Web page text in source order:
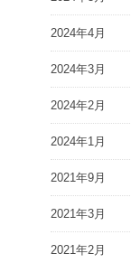
2024年4月
2024年3月
2024年2月
2024年1月
2021年9月
2021年3月
2021年2月